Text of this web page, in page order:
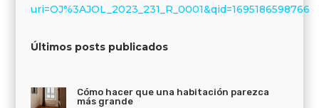
uri=OJ%3AJOL_2023_231_R_0001&qid=1695186598766
Últimos posts publicados
Cómo hacer que una habitación parezca
más grande